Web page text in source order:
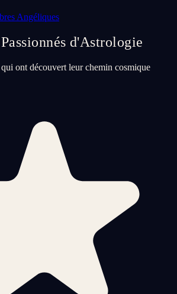
Angéliques
d'Astrologie
ont découvert leur chemin cosmique